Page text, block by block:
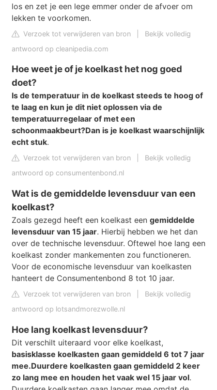
los en zet je een lege emmer onder de afvoer om
lekken te voorkomen.
Verzoek tot verwijderen van bron
Bekijk volledig
antwoord op cleanipedia.com
Hoe weet je of je koelkast het nog goed
doet?
Is de temperatuur in de koelkast steeds te hoog of
te laag en kun je dit niet oplossen via de
temperatuurregelaar of met een
schoonmaakbeurt?Dan is je koelkast waarschijnlijk
echt stuk.
Verzoek tot verwijderen van bron
Bekijk volledig
antwoord op consumentenbond.nl
Wat is de gemiddelde levensduur van een
koelkast?
Zoals gezegd heeft een koelkast een gemiddelde
levensduur van 15 jaar. Hierbij hebben we het dan
over de technische levensduur. Oftewel hoe lang een
koelkast zonder mankementen zou functioneren.
Voor de economische levensduur van koelkasten
hanteert de Consumentenbond 8 tot 10 jaar.
Verzoek tot verwijderen van bron
Bekijk volledig
antwoord op lotsandmorezwolle.nl
Hoe lang koelkast levensduur?
Dit verschilt uiteraard voor elke koelkast,
basisklasse koelkasten gaan gemiddeld 6 tot 7 jaar
mee.Duurdere koelkasten gaan gemiddeld 2 keer
zo lang mee en houden het vaak wel 15 jaar vol.